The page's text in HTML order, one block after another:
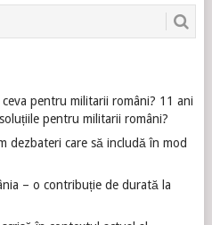
pentru militarii români? 11 ani
pentru militarii români?
dezbateri care să includă în mod
– o contribuție de durată la